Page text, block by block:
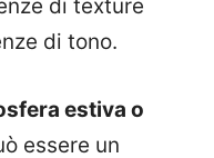
di texture
di tono.
estiva o
essere un